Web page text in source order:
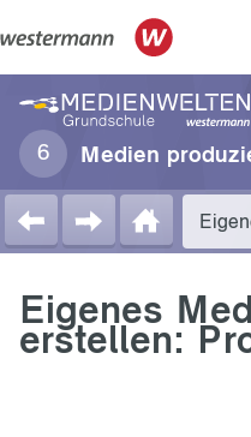
Medien
Eigenes
erstellen: